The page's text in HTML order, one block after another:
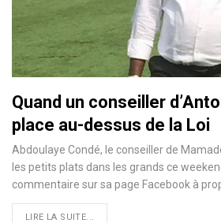
Quand un conseiller
place au-dessus de la Loi
Abdoulaye Condé, le conseiller de
les petits plats dans les grands ce
commentaire sur sa page Facebook à
LIRE LA SUITE...